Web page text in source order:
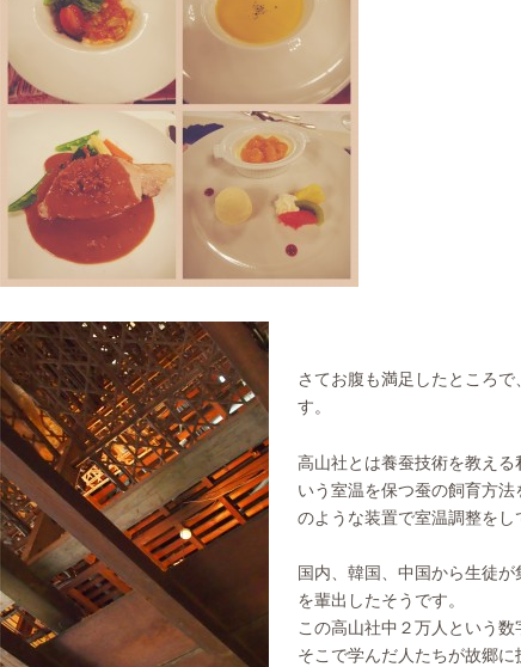
さてお腹も満足したところ
す。
高山社とは養蚕技術を教える
いう室温を保つ蚕の飼育方
のような装置で室温調整をし
国内、韓国、中国から生徒
を輩出したそうです。
この高山社中２万人という数
そこで学んだ人たちが故郷